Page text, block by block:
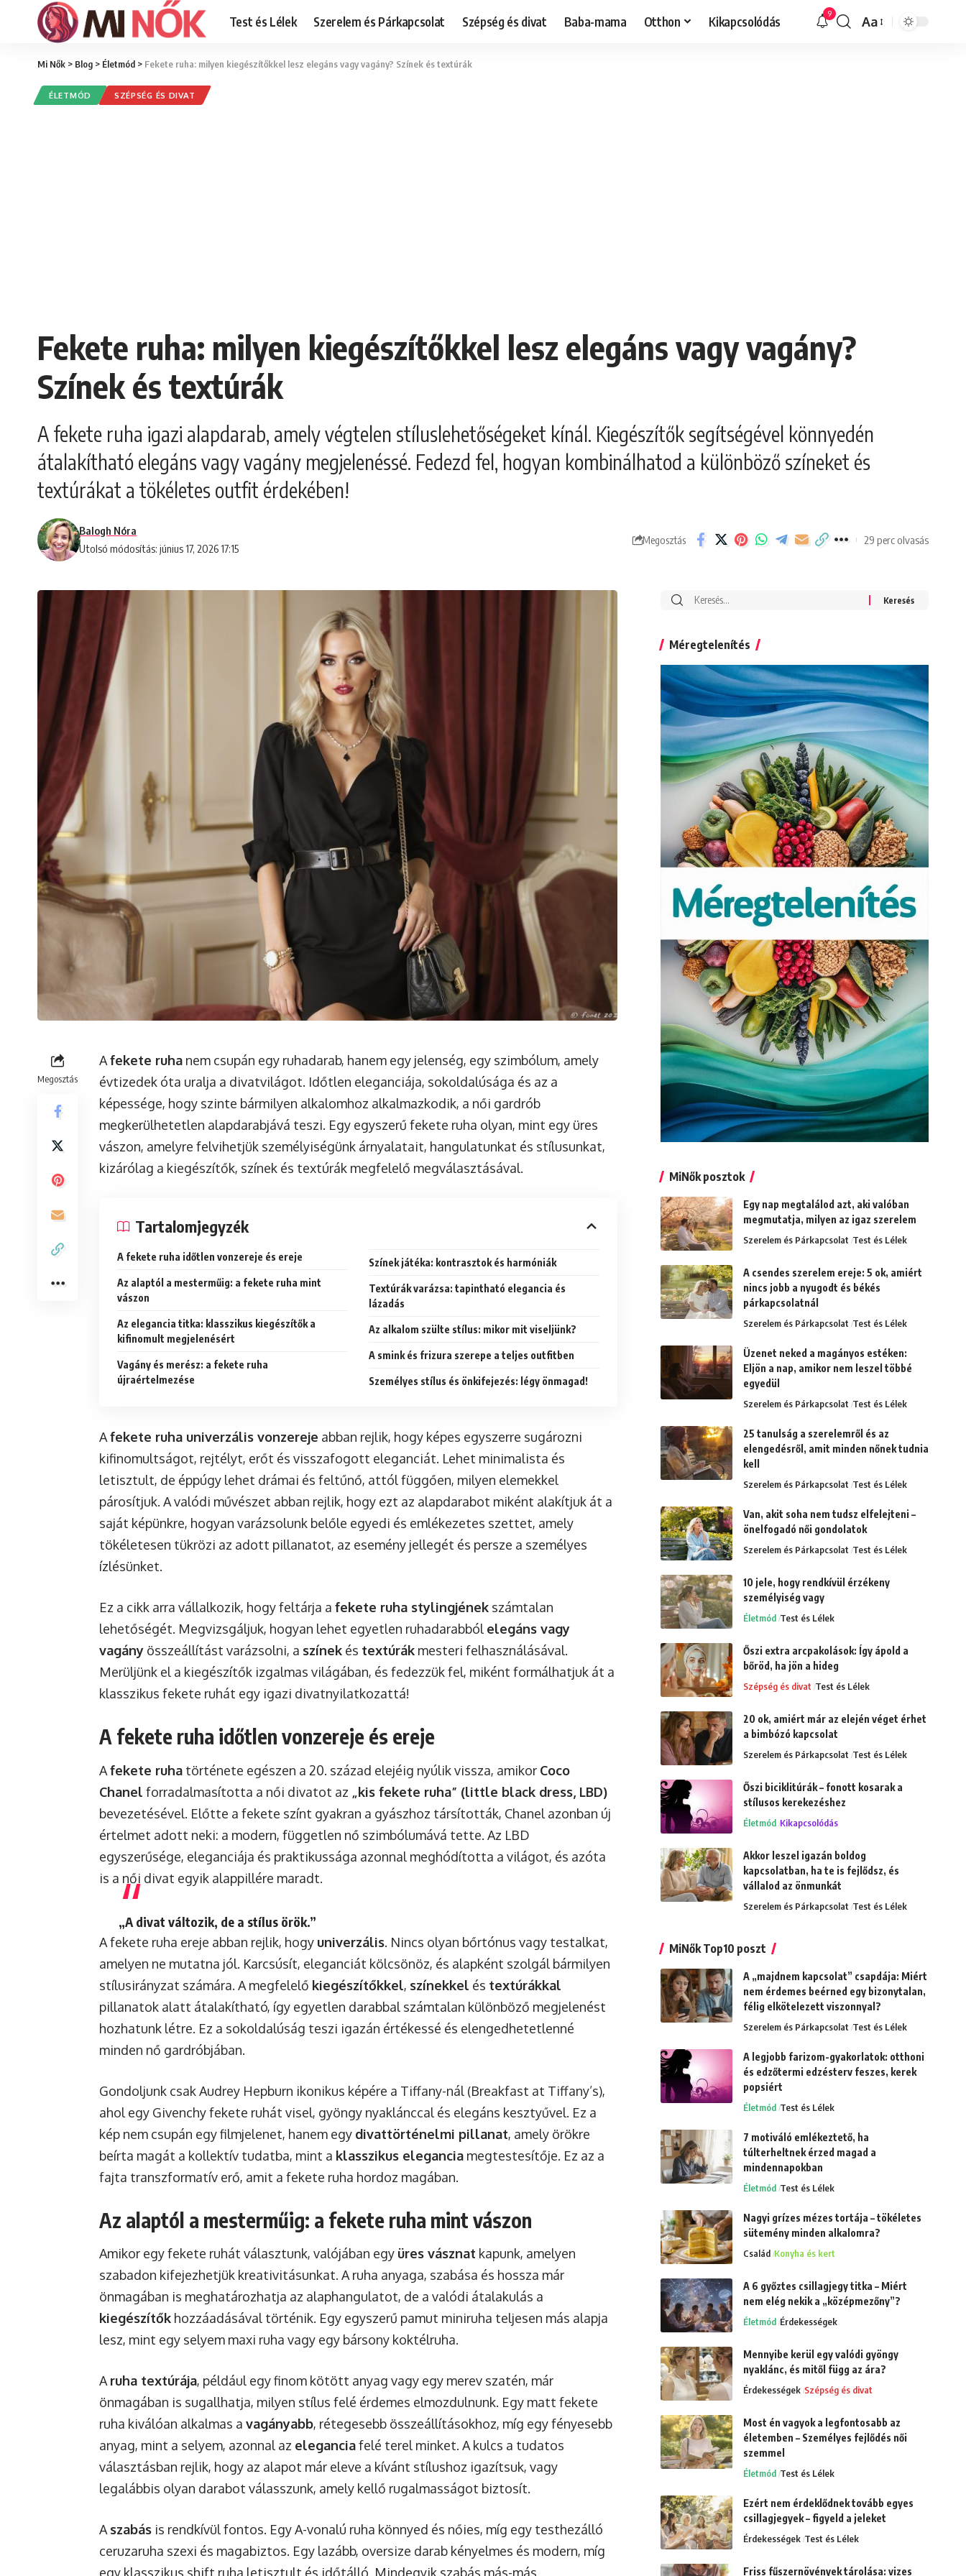
Test és Lélek Szerelem és Párkapcsolat Szépség és divat Baba-mama Otthon Kikapcsolódás 9
Font
Aa
Mi Nők > Blog > Életmód > Fekete ruha: milyen kiegészítőkkel lesz elegáns vagy vagány? Színek és textúrák
ÉLETMÓD SZÉPSÉG ÉS DIVAT
Fekete ruha: milyen kiegészítőkkel lesz elegáns vagy vagány?
Színek és textúrák
A fekete ruha igazi alapdarab, amely végtelen stíluslehetőségeket kínál. Kiegészítők segítségével könnyedén
átalakítható elegáns vagy vagány megjelenéssé. Fedezd fel, hogyan kombinálhatod a különböző színeket és
textúrákat a tökéletes outfit érdekében!
Utolsó módosítás: június 17, 2026 17:15
Balogh Nóra
Megosztás 29 perc olvasás
Megosztás
Afekete ruha nem csupán egy ruhadarab, hanem egy jelenség, egy szimbólum, amely
évtizedek óta uralja a divatvilágot. Időtlen eleganciája, sokoldalúsága és az a
képessége, hogy szinte bármilyen alkalomhoz alkalmazkodik, a női gardrób
megkerülhetetlen alapdarabjává teszi. Egy egyszerű fekete ruha olyan, mint egy üres
vászon, amelyre felvihetjük személyiségünk árnyalatait, hangulatunkat és stílusunkat,
kizárólag a kiegészítők, színek és textúrák megfelelő megválasztásával.
Tartalomjegyzék
A fekete ruha időtlen vonzereje és ereje
Az alaptól a mesterműig: a fekete ruha mint
vászon
Az elegancia titka: klasszikus kiegészítők a
kifinomult megjelenésért
Vagány és merész: a fekete ruha
újraértelmezése
Színek játéka: kontrasztok és harmóniák
Textúrák varázsa: tapintható elegancia és
lázadás
Az alkalom szülte stílus: mikor mit viseljünk?
A smink és frizura szerepe a teljes outfitben
Személyes stílus és önkifejezés: légy önmagad!
Afekete ruha univerzális vonzereje abban rejlik, hogy képes egyszerre sugározni
kifinomultságot, rejtélyt, erőt és visszafogott eleganciát. Lehet minimalista és
letisztult, de éppúgy lehet drámai és feltűnő, attól függően, milyen elemekkel
párosítjuk. A valódi művészet abban rejlik, hogy ezt az alapdarabot miként alakítjuk át a
saját képünkre, hogyan varázsolunk belőle egyedi és emlékezetes szettet, amely
tökéletesen tükrözi az adott pillanatot, az esemény jellegét és persze a személyes
ízlésünket.
Ez a cikk arra vállalkozik, hogy feltárja a fekete ruha stylingjének számtalan
lehetőségét. Megvizsgáljuk, hogyan lehet egyetlen ruhadarabból elegáns vagy
vagány összeállítást varázsolni, a színek és textúrák mesteri felhasználásával.
Merüljünk el a kiegészítők izgalmas világában, és fedezzük fel, miként formálhatjuk át a
klasszikus fekete ruhát egy igazi divatnyilatkozattá!
A fekete ruha időtlen vonzereje és ereje
Afekete ruha története egészen a 20. század elejéig nyúlik vissza, amikor Coco
Chanel forradalmasította a női divatot az „kis fekete ruha” (little black dress, LBD)
bevezetésével. Előtte a fekete színt gyakran a gyászhoz társították, Chanel azonban új
értelmet adott neki: a modern, független nő szimbólumává tette. Az LBD
egyszerűsége, eleganciája és praktikussága azonnal meghódította a világot, és azóta
is a női divat egyik alappillére maradt.
„A divat változik, de a stílus örök.”
A fekete ruha ereje abban rejlik, hogy univerzális. Nincs olyan bőrtónus vagy testalkat,
amelyen ne mutatna jól. Karcsúsít, eleganciát kölcsönöz, és alapként szolgál bármilyen
stílusirányzat számára. A megfelelő kiegészítőkkel, színekkel és textúrákkal
pillanatok alatt átalakítható, így egyetlen darabbal számtalan különböző megjelenést
hozhatunk létre. Ez a sokoldalúság teszi igazán értékessé és elengedhetetlenné
minden nő gardróbjában.
Gondoljunk csak Audrey Hepburn ikonikus képére a Tiffany-nál (Breakfast at Tiffany’s),
ahol egy Givenchy fekete ruhát visel, gyöngy nyaklánccal és elegáns kesztyűvel. Ez a
kép nem csupán egy filmjelenet, hanem egy divattörténelmi pillanat, amely örökre
beírta magát a kollektív tudatba, mint a klasszikus elegancia megtestesítője. Ez az a
fajta transzformatív erő, amit a fekete ruha hordoz magában.
Az alaptól a mesterműig: a fekete ruha mint vászon
Amikor egy fekete ruhát választunk, valójában egy üres vásznat kapunk, amelyen
szabadon kifejezhetjük kreativitásunkat. A ruha anyaga, szabása és hossza már
önmagában is meghatározhatja az alaphangulatot, de a valódi átalakulás a
kiegészítők hozzáadásával történik. Egy egyszerű pamut miniruha teljesen más alapja
lesz, mint egy selyem maxi ruha vagy egy bársony koktélruha.
A ruha textúrája, például egy finom kötött anyag vagy egy merev szatén, már
önmagában is sugallhatja, milyen stílus felé érdemes elmozdulnunk. Egy matt fekete
ruha kiválóan alkalmas a vagányabb, rétegesebb összeállításokhoz, míg egy fényesebb
anyag, mint a selyem, azonnal az eleganciafelé terel minket. A kulcs a tudatos
választásban rejlik, hogy az alapot már eleve a kívánt stílushoz igazítsuk, vagy
legalábbis olyan darabot válasszunk, amely kellő rugalmasságot biztosít.
A szabás is rendkívül fontos. Egy A-vonalú ruha könnyed és nőies, míg egy testhezálló
ceruzaruha szexi és magabiztos. Egy lazább, oversize darab kényelmes és modern, míg
egy klasszikus shift ruha letisztult és időtálló. Mindegyik szabás más-más
Search
Méregtelenítés
MiNők posztok
Egy nap megtalálod azt, aki valóban
megmutatja, milyen az igaz szerelem
Szerelem és Párkapcsolat Test és Lélek
A csendes szerelem ereje: 5 ok, amiért
nincs jobb a nyugodt és békés
párkapcsolatnál
Szerelem és Párkapcsolat Test és Lélek
Üzenet neked a magányos estéken:
Eljön a nap, amikor nem leszel többé
egyedül
Szerelem és Párkapcsolat Test és Lélek
25 tanulság a szerelemről és az
elengedésről, amit minden nőnek tudnia
kell
Szerelem és Párkapcsolat Test és Lélek
Van, akit soha nem tudsz elfelejteni –
önelfogadó női gondolatok
Szerelem és Párkapcsolat Test és Lélek
10 jele, hogy rendkívül érzékeny
személyiség vagy
Életmód Test és Lélek
Őszi extra arcpakolások: Így ápold a
bőröd, ha jön a hideg
Szépség és divat Test és Lélek
20 ok, amiért már az elején véget érhet
a bimbózó kapcsolat
Szerelem és Párkapcsolat Test és Lélek
Őszi biciklitúrák – fonott kosarak a
stílusos kerekezéshez
Életmód Kikapcsolódás
Akkor leszel igazán boldog
kapcsolatban, ha te is fejlődsz, és
vállalod az önmunkát
Szerelem és Párkapcsolat Test és Lélek
MiNők Top10 poszt
A „majdnem kapcsolat” csapdája: Miért
nem érdemes beérned egy bizonytalan,
félig elkötelezett viszonnyal?
Szerelem és Párkapcsolat Test és Lélek
A legjobb farizom-gyakorlatok: otthoni
és edzőtermi edzésterv feszes, kerek
popsiért
Életmód Test és Lélek
7 motiváló emlékeztető, ha
túlterheltnek érzed magad a
mindennapokban
Életmód Test és Lélek
Nagyi grízes mézes tortája – tökéletes
sütemény minden alkalomra?
Család Konyha és kert
A 6 győztes csillagjegy titka – Miért
nem elég nekik a „középmezőny”?
Életmód Érdekességek
Mennyibe kerül egy valódi gyöngy
nyaklánc, és mitől függ az ára?
Érdekességek Szépség és divat
Most én vagyok a legfontosabb az
életemben – Személyes fejlődés női
szemmel
Életmód Test és Lélek
Ezért nem érdeklődnek tovább egyes
csillagjegyek – figyeld a jeleket
Érdekességek Test és Lélek
Friss fűszernövények tárolása: vizes